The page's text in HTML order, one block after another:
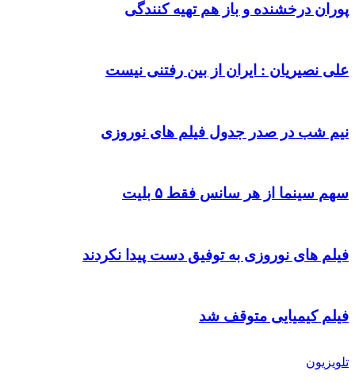
پوران درخشنده و باز هم تهیه کنندگی
علی نصیریان : ایران از بین رفتنی نیست
نیم شب در صدر جدول فیلم های نوروزی
سهم سینما از هر سانس فقط ۵ بلیت
فیلم های نوروزی به توفیق دست پیدا نکردند
فیلم کیمیایی متوقف شد
تلویزیون